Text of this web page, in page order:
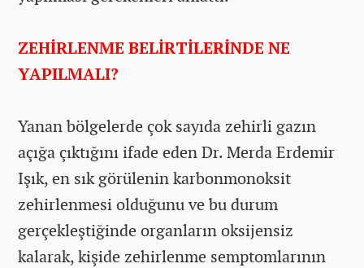
ZEHİRLENME BELİRTİLERİNDE NE
YAPILMALI?
Yanan bölgelerde çok sayıda zehirli gazın
açığa çıktığını ifade eden Dr. Merda Erdemir
Işık, en sık görülenin karbonmonoksit
zehirlenmesi olduğunu ve bu durum
gerçekleştiğinde organların oksijensiz
kalarak, kişide zehirlenme semptomlarının